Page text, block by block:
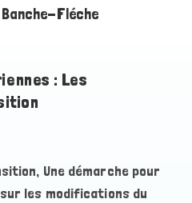
Banche-Fléche
: Les
Une démarche pour
les modifications du